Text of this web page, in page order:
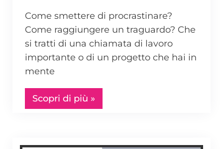
Come smettere di procrastinare?
Come raggiungere un traguardo? Che
si tratti di una chiamata di lavoro
importante o di un progetto che hai in
mente
Scopri di più »